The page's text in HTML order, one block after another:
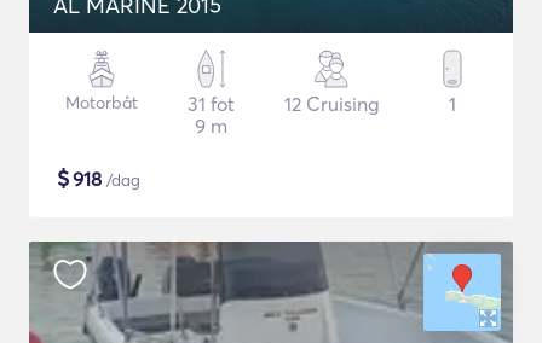
Motorbåt
31 fot
9 m
12 Cruising 1
$918 /dag